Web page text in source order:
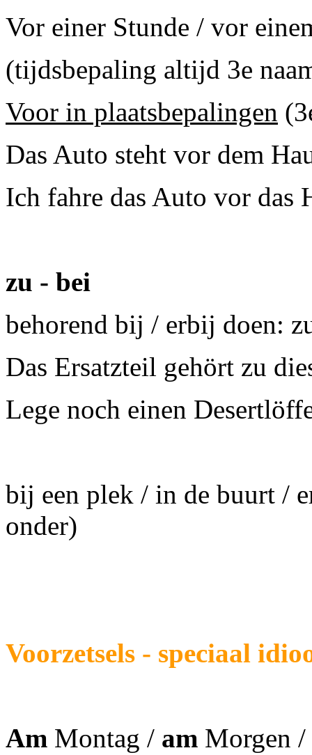
Vor einer Stunde / vor
(tijdsbepaling altijd 3e
Voor in plaatsbepalingen
Das Auto steht vor dem
Ich fahre das Auto vor das
zu - bei
behorend bij / erbij doen:
Das Ersatzteil gehört zu
Lege noch einen
bij een plek / in de buurt /
onder)
Voorzetsels - speciaal
Am Montag / am Morgen /